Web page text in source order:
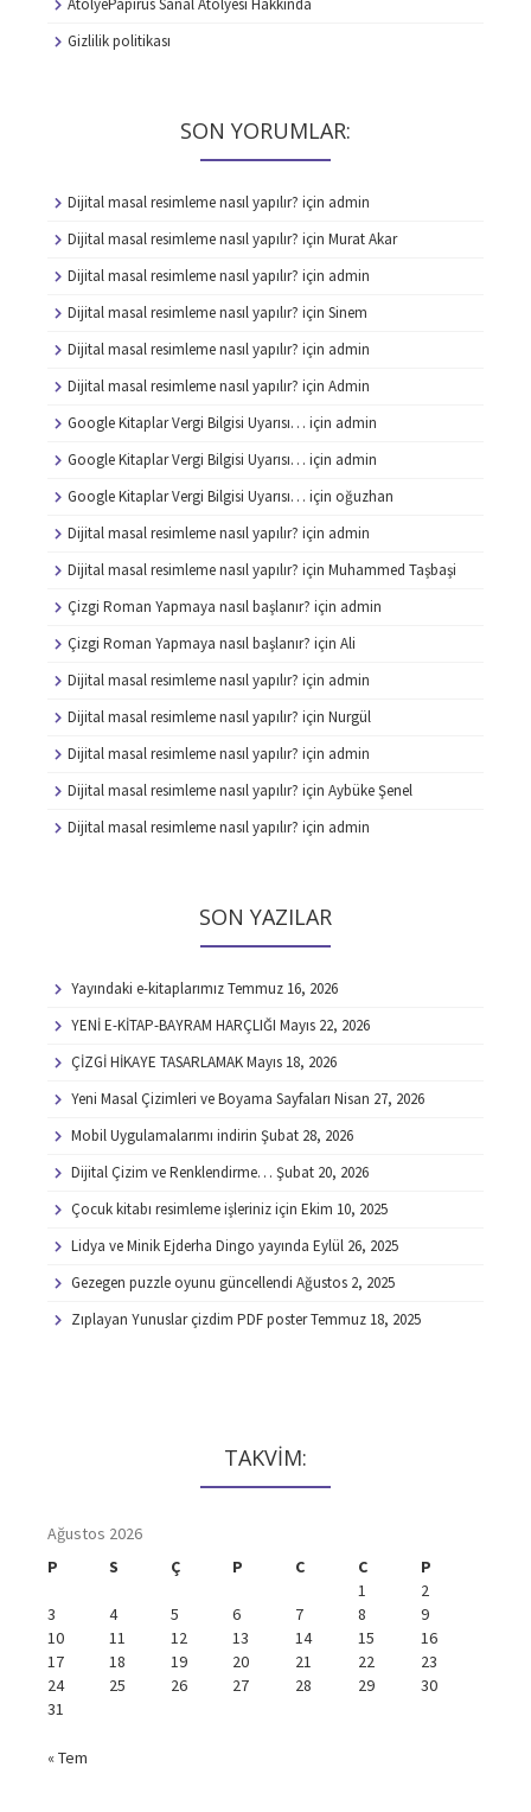
AtolyePapirus Sanal Atolyesi Hakkında
Gizlilik politikası
SON YORUMLAR:
Dijital masal resimleme nasıl yapılır? için admin
Dijital masal resimleme nasıl yapılır? için Murat Akar
Dijital masal resimleme nasıl yapılır? için admin
Dijital masal resimleme nasıl yapılır? için Sinem
Dijital masal resimleme nasıl yapılır? için admin
Dijital masal resimleme nasıl yapılır? için Admin
Google Kitaplar Vergi Bilgisi Uyarısı… için admin
Google Kitaplar Vergi Bilgisi Uyarısı… için admin
Google Kitaplar Vergi Bilgisi Uyarısı… için oğuzhan
Dijital masal resimleme nasıl yapılır? için admin
Dijital masal resimleme nasıl yapılır? için Muhammed Taşbaşi
Çizgi Roman Yapmaya nasıl başlanır? için admin
Çizgi Roman Yapmaya nasıl başlanır? için Ali
Dijital masal resimleme nasıl yapılır? için admin
Dijital masal resimleme nasıl yapılır? için Nurgül
Dijital masal resimleme nasıl yapılır? için admin
Dijital masal resimleme nasıl yapılır? için Aybüke Şenel
Dijital masal resimleme nasıl yapılır? için admin
SON YAZILAR
Yayındaki e-kitaplarımızTemmuz 16, 2026
YENİ E-KİTAP-BAYRAM HARÇLIĞI Mayıs 22, 2026
ÇİZGİ HİKAYE TASARLAMAKMayıs 18, 2026
Yeni Masal Çizimleri ve Boyama Sayfaları Nisan 27, 2026
Mobil Uygulamalarımı indirin Şubat 28, 2026
Dijital Çizim ve Renklendirme… Şubat 20, 2026
Çocuk kitabı resimleme işleriniz için Ekim 10, 2025
Lidya ve Minik Ejderha Dingo yayında Eylül 26, 2025
Gezegen puzzle oyunu güncellendi Ağustos 2, 2025
Zıplayan Yunuslar çizdim PDF posterTemmuz 18, 2025
TAKVİM:
Ağustos 2026
P
S Ç P C C
P
1
2
3
4 5 6 7 8
9
10
11 12 13 14 15
16
17
18 19 20 21 22
23
24
25 26 27 28 29
30
31
« Tem